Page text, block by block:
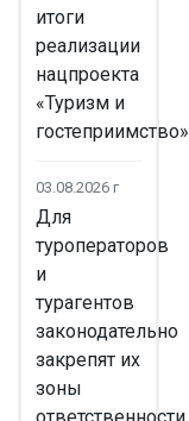
итоги
реализации
нацпроекта
«Туризм и
гостеприимство»
03.08.2026 г
Для
туроператоров
и
турагентов
законодательно
закрепят их
зоны